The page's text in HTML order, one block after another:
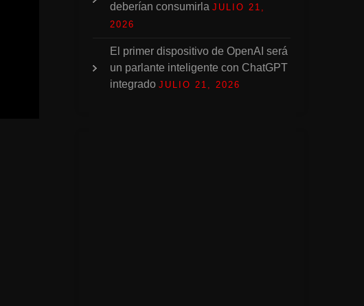
deberían consumirla JULIO 21,
2026
El primer dispositivo de OpenAI será
un parlante inteligente con ChatGPT
integrado JULIO 21, 2026